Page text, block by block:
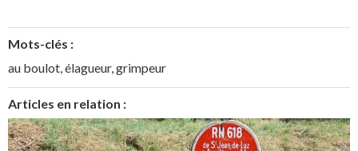
Mots-clés :
au boulot,élagueur,grimpeur
Articles en relation :